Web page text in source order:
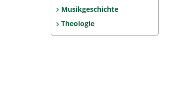
Musikgeschichte
Theologie